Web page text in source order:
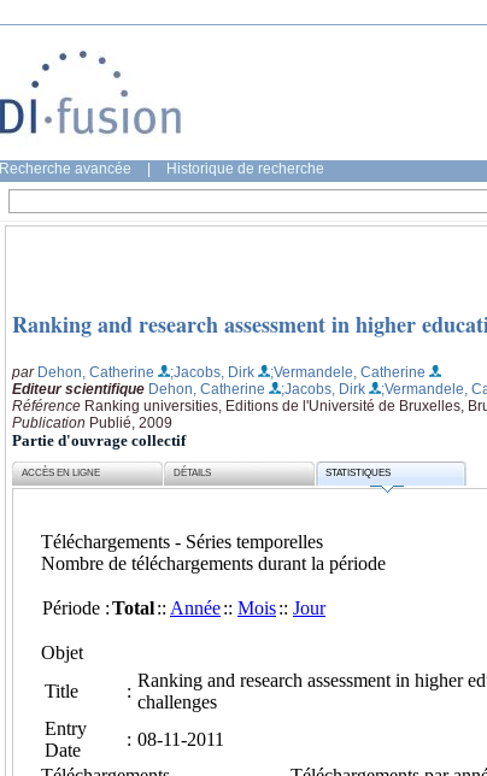
Recherche avancée Historique de recherche
Ranking and research assessment in higher
par Dehon, Catherine ;Jacobs, Dirk
;Vermandele, Catherine
Editeur scientifique Dehon, Catherine ;Jacobs, Dirk
;Vermandele,
Référence Ranking universities, Editions de l'Université de Bruxelles,
Publication Publié, 2009
Partie d'ouvrage collectif
ACCÈS EN LIGNE DÉTAILS STATISTIQUES